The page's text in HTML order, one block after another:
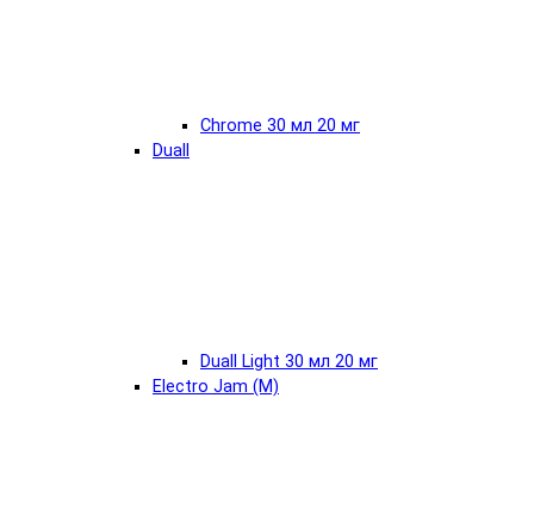
Chrome 30 мл 20 мг
Duall
Duall Light 30 мл 20 мг
Electro Jam (М)